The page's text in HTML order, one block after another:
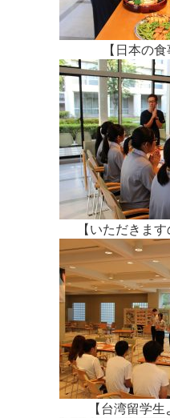
【日本の
【いただきま
【台湾留学